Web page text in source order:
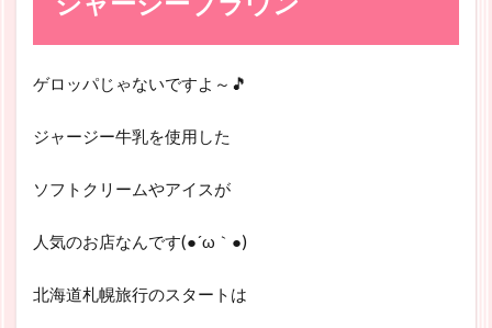
ゲロッパじゃないですよ～🎵
ジャージー牛乳を使用した
ソフトクリームやアイスが
人気のお店なんです(●´ω｀●)
北海道札幌旅行のスタートは